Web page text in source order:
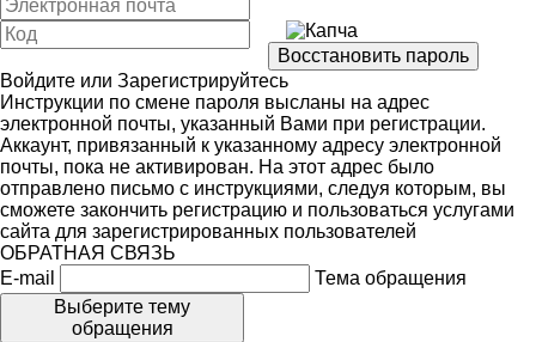
Войдите или Зарегистрируйтесь
Инструкции по смене пароля высланы на адрес
электронной почты, указанный Вами при регистрации.
Аккаунт, привязанный к указанному адресу электронной
почты, пока не активирован. На этот адрес было
отправлено письмо с инструкциями, следуя которым, вы
сможете закончить регистрацию и пользоваться услугами
сайта для зарегистрированных пользователей
ОБРАТНАЯ СВЯЗЬ
E-mail
Тема обращения
Выберите тему
обращения